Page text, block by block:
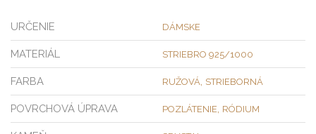
URČENIE DÁMSKE
MATERIÁL STRIEBRO 925/1000
FARBA RUŽOVÁ STRIEBORNÁ
POVRCHOVÁ ÚPRAVA POZLÁTENIE RÓDIUM